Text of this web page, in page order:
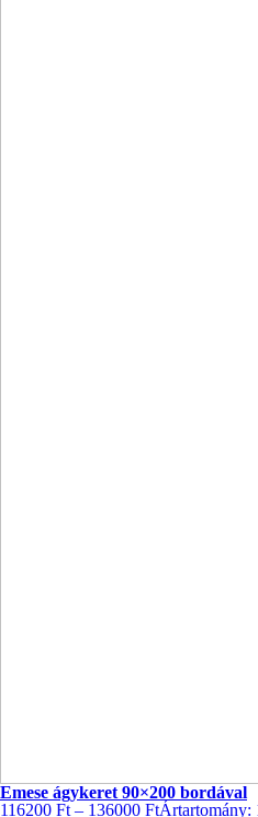
Emese ágykeret 90×200 bordával
116200 Ft – 136000 FtÁrtartomány: